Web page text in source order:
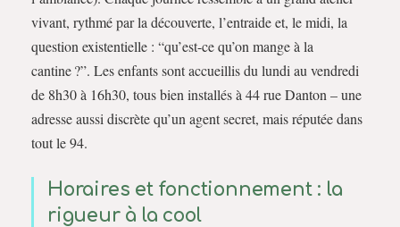
vivant, rythmé par la découverte, l’entraide et, le midi, la
question existentielle : “qu’est-ce qu’on mange à la
cantine ?”. Les enfants sont accueillis du lundi au vendredi
de 8h30 à 16h30, tous bien installés à 44 rue Danton – une
adresse aussi discrète qu’un agent secret, mais réputée dans
tout le 94.
Horaires et fonctionnement : la
rigueur à la cool